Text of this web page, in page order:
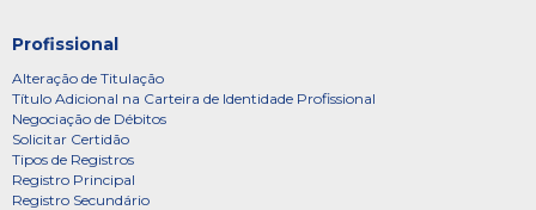
Profissional
Alteração de Titulação
Título Adicional na Carteira de Identidade Profissional
Negociação de Débitos
Solicitar Certidão
Tipos de Registros
Registro Principal
Registro Secundário